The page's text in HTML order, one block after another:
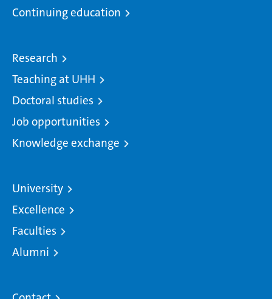
Continuing education
Research
Teaching at UHH
Doctoral studies
Job opportunities
Knowledge exchange
University
Excellence
Faculties
Alumni